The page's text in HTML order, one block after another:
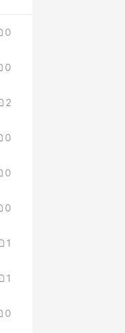
0
0
2
0
0
0
1
1
0